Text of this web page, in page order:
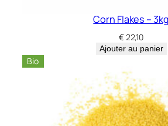
Corn Flakes – 3kg
€22,10
Ajouter au panier
Bio